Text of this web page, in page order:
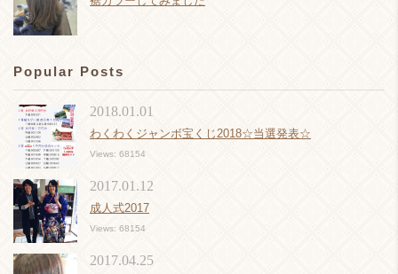
Popular Posts
わくわくジャンボ宝くじ2018☆当選発表☆
2018.01.01
Views: 68154
成人式2017
2017.01.12
Views: 68154
2017.04.25